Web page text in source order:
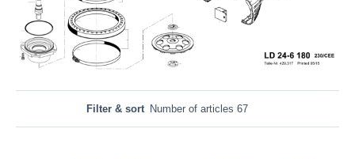
Filter & sort Number of articles 67